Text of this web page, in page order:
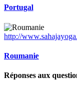
Portugal
http://
Roumanie
Réponses aux